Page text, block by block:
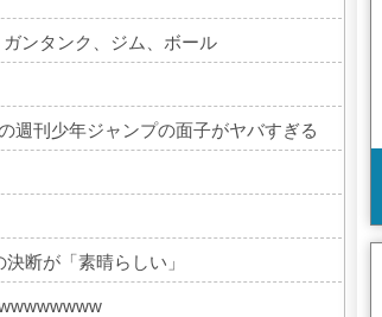
ンタンク、ジム、ボール
週刊少年ジャンプの面子がヤバすぎる
断が「素晴らしい」